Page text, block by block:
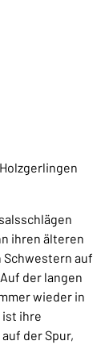
ihren älteren
Schwestern auf
der langen
wieder in
ist ihre
der Spur,